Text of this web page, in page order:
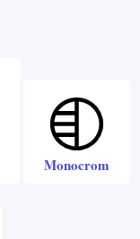
Monocrom